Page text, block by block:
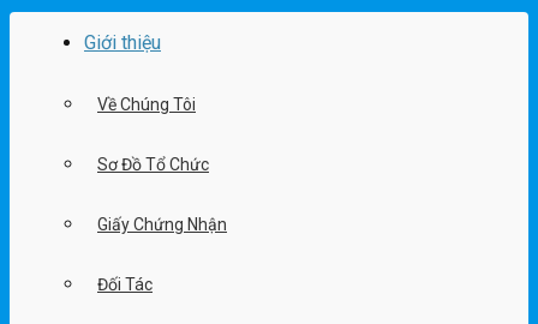
Giới thiệu
Về Chúng Tôi
Sơ Đồ Tổ Chức
Giấy Chứng Nhận
Đối Tác